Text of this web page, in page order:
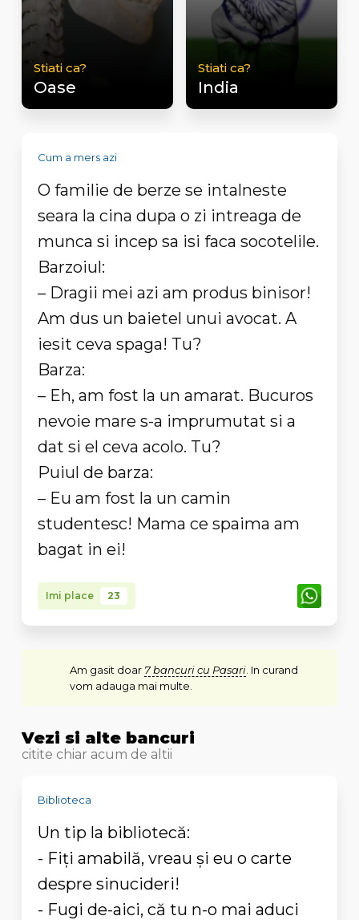
Stiati ca?
Oase
Stiati ca?
India
Cum a mers azi
O familie de berze se intalneste
seara la cina dupa o zi intreaga de
munca si incep sa isi faca socotelile.
Barzoiul:
– Dragii mei azi am produs binisor!
Am dus un baietel unui avocat. A
iesit ceva spaga! Tu?
Barza:
– Eh, am fost la un amarat. Bucuros
nevoie mare s-a imprumutat si a
dat si el ceva acolo. Tu?
Puiul de barza:
– Eu am fost la un camin
studentesc! Mama ce spaima am
bagat in ei!
Imi place 23
Am gasit doar 7 bancuri cu Pasari. In curand
vom adauga mai multe.
Vezi si alte bancuri
citite chiar acum de altii
Biblioteca
Un tip la bibliotecă:
- Fiţi amabilă, vreau şi eu o carte
despre sinucideri!
- Fugi de-aici, că tu n-o mai aduci